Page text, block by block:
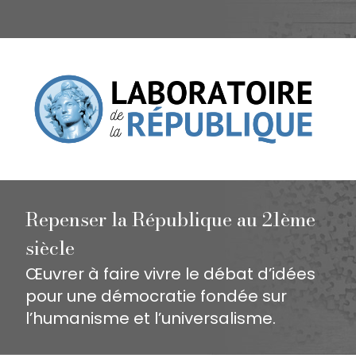
Repenser la République au 21ème
siècle
Œuvrer à faire vivre le débat d’idées
pour une démocratie fondée sur
l’humanisme et l’universalisme.